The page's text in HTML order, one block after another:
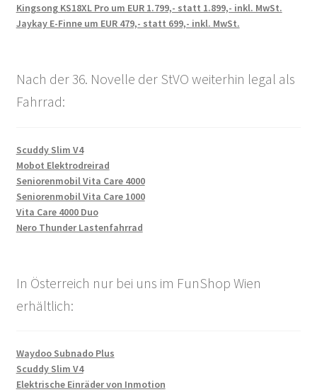
Kingsong KS18XL Pro um EUR 1.799,- statt 1.899,- inkl. MwSt.
Jaykay E-Finne um EUR 479,- statt 699,- inkl. MwSt.
Nach der 36. Novelle der StVO weiterhin legal als
Fahrrad:
Scuddy Slim V4
Mobot Elektrodreirad
Seniorenmobil Vita Care 4000
Seniorenmobil Vita Care 1000
Vita Care 4000 Duo
Nero Thunder Lastenfahrrad
In Österreich nur bei uns im FunShop Wien
erhältlich:
Waydoo Subnado Plus
Scuddy Slim V4
Elektrische Einräder von Inmotion